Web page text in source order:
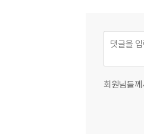
회원님들